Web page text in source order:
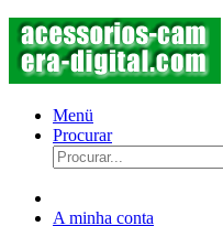
Menü
Procurar
A minha conta